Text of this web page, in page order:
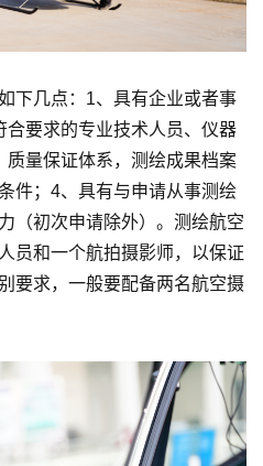
下几点：1、具有企业或者事
合要求的专业技术人员、仪器
量保证体系，测绘成果档案
件；4、具有与申请从事测绘
（初次申请除外）。测绘航空
员和一个航拍摄影师，以保证
要求，一般要配备两名航空摄